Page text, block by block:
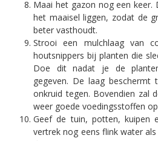
Maai het gazon nog een
het maaisel liggen, zodat de
beter vasthoudt.
Strooi een mulchlaag van
houtsnippers bij planten die
Doe dit nadat je de
gegeven. De laag beschermt
onkruid tegen. Bovendien zal
weer goede voedingsstoffen
Geef de tuin, potten, kuipen
vertrek nog eens flink water